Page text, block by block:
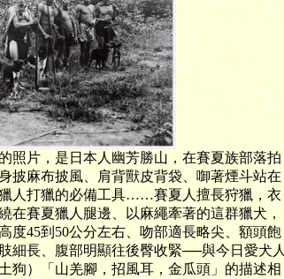
片，是日本人幽芳勝山，在賽夏族部落拍
披麻布披風、肩背獸皮背袋、啣著煙斗站在
人打獵的必備工具……賽夏人擅長狩獵，衣
在賽夏獵人腿邊、以麻繩牽著的這群獵犬，
度45到50公分左右、吻部適長略尖、額頭飽
細長、腹部明顯往後臀收緊──與今日愛犬人
狗）「山羌腳，招風耳，金瓜頭」的描述相